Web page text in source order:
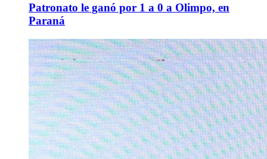
Patronato le ganó por 1 a 0 a Olimpo, en
Paraná